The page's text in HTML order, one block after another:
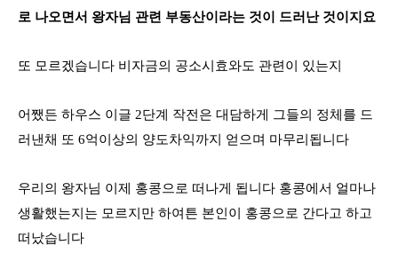
로 나오면서 왕자님 관련 부동산이라는 것이 드러난 것이지요
또 모르겠습니다 비자금의 공소시효와도 관련이 있는지
어쨌든 하우스 이글 2단계 작전은 대담하게 그들의 정체를 드
러낸채 또 6억이상의 양도차익까지 얻으며 마무리됩니다
우리의 왕자님 이제 홍콩으로 떠나게 됩니다 홍콩에서 얼마나
생활했는지는 모르지만 하여튼 본인이 홍콩으로 간다고 하고
떠났습니다